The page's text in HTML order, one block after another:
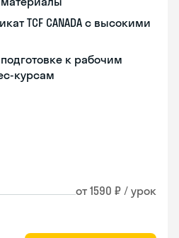
TCF CANADA с высокими
к рабочим
курсам
от 1590 ₽ / урок